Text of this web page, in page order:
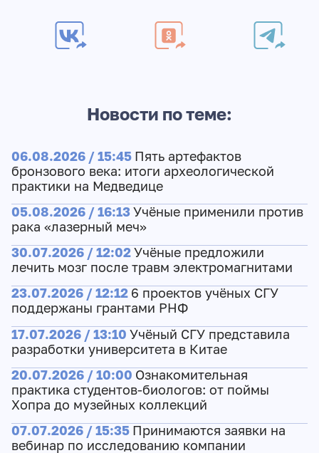
Новости по теме:
06.08.2026 / 15:45 Пять артефактов
бронзового века: итоги археологической
практики на Медведице
05.08.2026 / 16:13Учёные применили против
рака «лазерный меч»
30.07.2026 / 12:02Учёные предложили
лечить мозг после травм электромагнитами
23.07.2026 / 12:12 6 проектов учёных СГУ
поддержаны грантами РНФ
17.07.2026 / 13:10 Учёный СГУ представила
разработки университета в Китае
20.07.2026 / 10:00 Ознакомительная
практика студентов-биологов: от поймы
Хопра до музейных коллекций
07.07.2026 / 15:35 Принимаются заявки на
вебинар по исследованию компании